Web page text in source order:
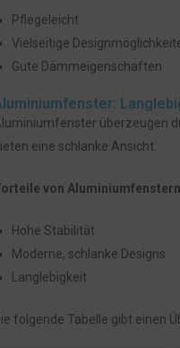
Pflegeleicht
Vielseitige
Gute Dämmeigenschaften
überzeugen
eine schlanke Ansicht.
von
Hohe Stabilität
Moderne, schlanke Designs
Langlebigkeit
folgende Tabelle gibt einen